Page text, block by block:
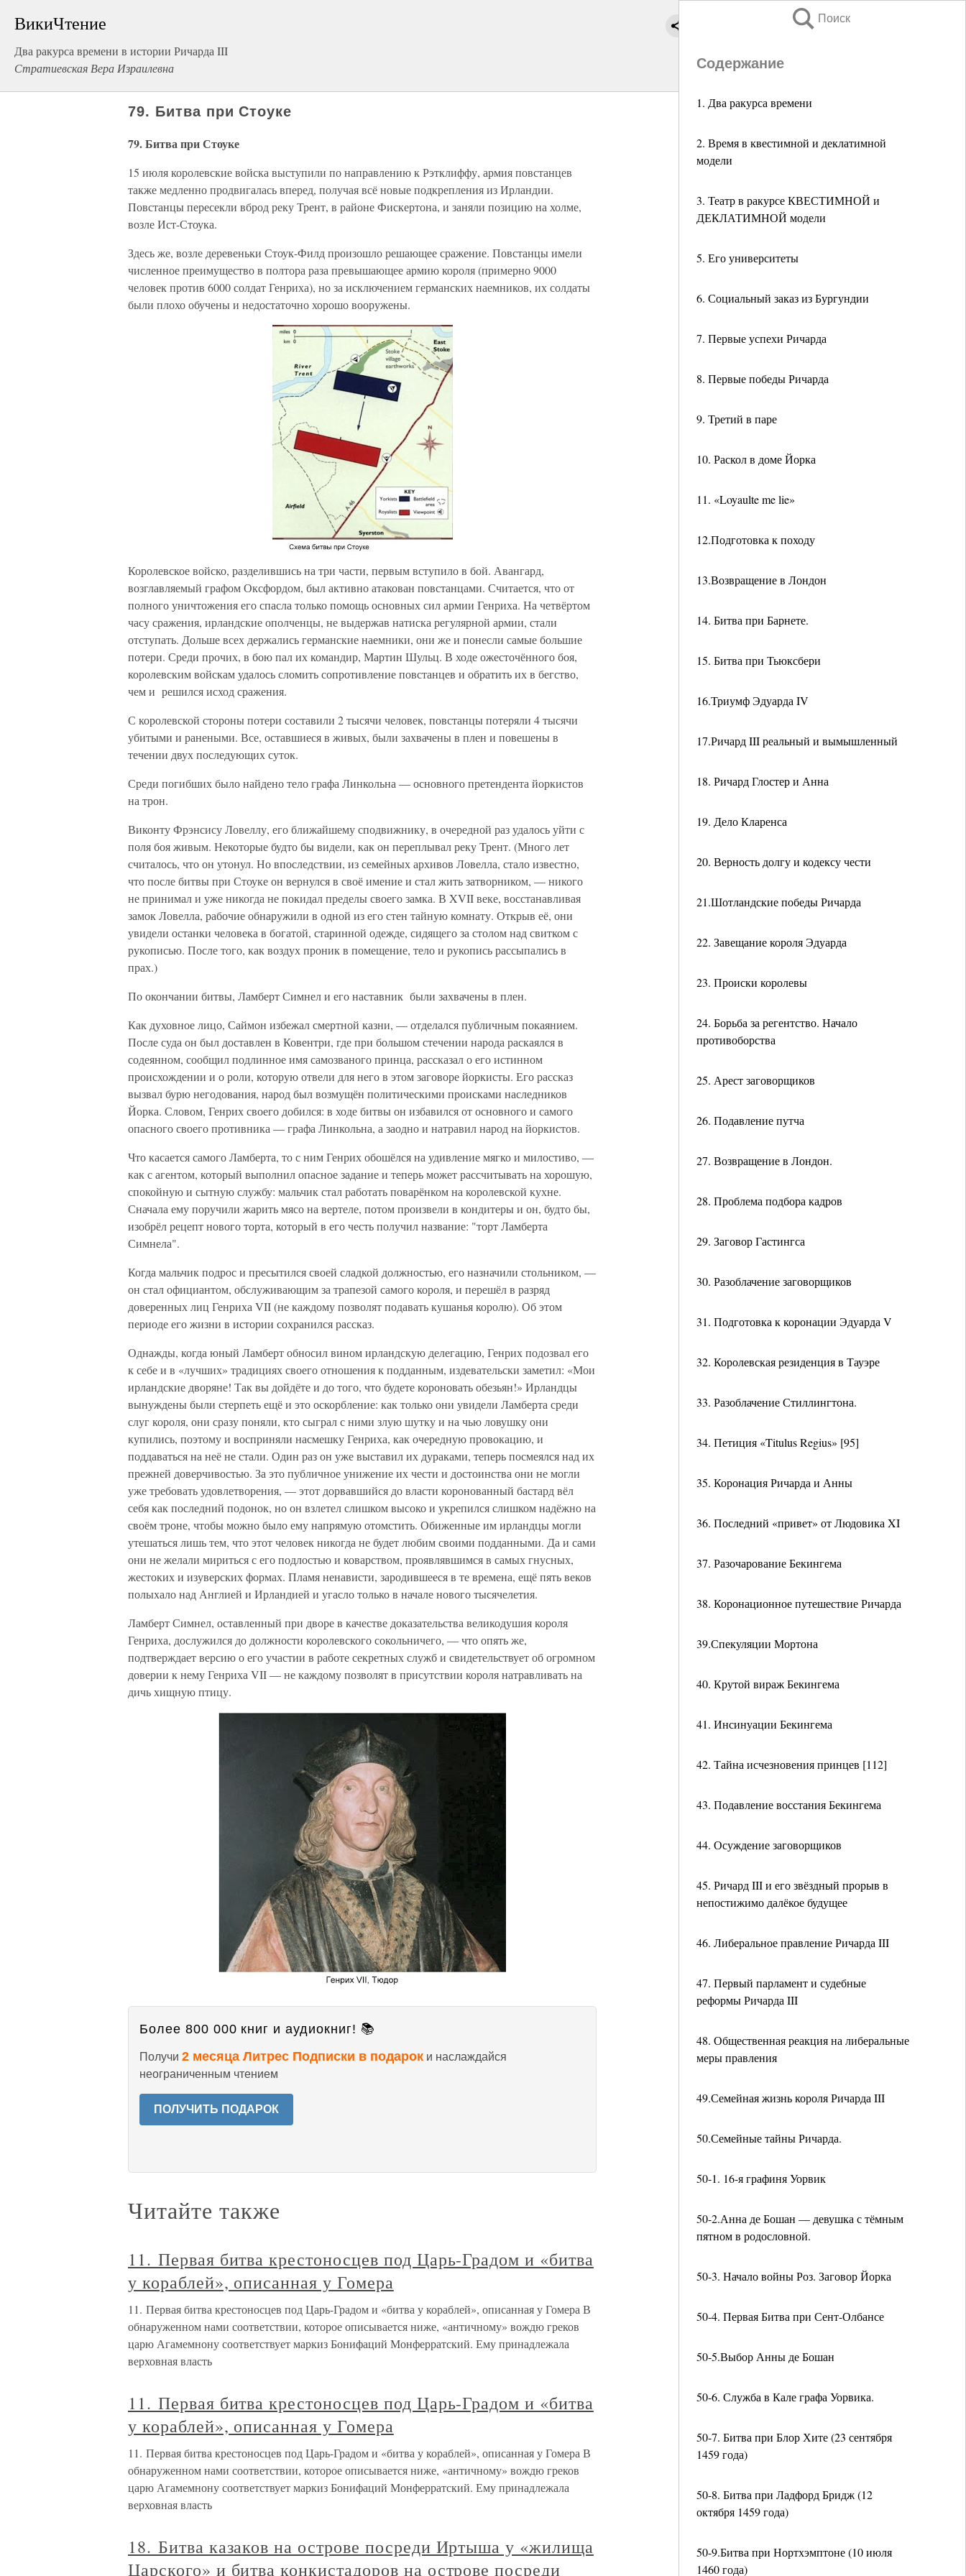
ВикиЧтение
Два ракурса времени в истории Ричарда III
Стратиевская Вера Израилевна
Поиск
Содержание
1. Два ракурса времени
2. Время в квестимной и деклатимной
модели
3. Театр в ракурсе КВЕСТИМНОЙ и
ДЕКЛАТИМНОЙ модели
5. Его университеты
6. Социальный заказ из Бургундии
7. Первые успехи Ричарда
8. Первые победы Ричарда
9. Третий в паре
10. Раскол в доме Йорка
11. «Loyaulte me lie»
12.Подготовка к походу
13.Возвращение в Лондон
14. Битва при Барнете.
15. Битва при Тьюксбери
16.Триумф Эдуарда IV
17.Ричард III реальный и вымышленный
18. Ричард Глостер и Анна
19. Дело Кларенса
20. Верность долгу и кодексу чести
21.Шотландские победы Ричарда
22. Завещание короля Эдуарда
23. Происки королевы
24. Борьба за регентство. Начало
противоборства
25. Арест заговорщиков
26. Подавление путча
27. Возвращение в Лондон.
28. Проблема подбора кадров
29. Заговор Гастингса
30. Разоблачение заговорщиков
31. Подготовка к коронации Эдуарда V
32. Королевская резиденция в Тауэре
33. Разоблачение Стиллингтона.
34. Петиция «Titulus Regius» [95]
35. Коронация Ричарда и Анны
36. Последний «привет» от Людовика XI
37. Разочарование Бекингема
38. Коронационное путешествие Ричарда
39.Спекуляции Мортона
40. Крутой вираж Бекингема
41. Инсинуации Бекингема
42. Тайна исчезновения принцев [112]
43. Подавление восстания Бекингема
44. Осуждение заговорщиков
45. Ричард III и его звёздный прорыв в
непостижимо далёкое будущее
46. Либеральное правление Ричарда III
47. Первый парламент и судебные
реформы Ричарда III
48. Общественная реакция на либеральные
меры правления
49.Семейная жизнь короля Ричарда III
50.Семейные тайны Ричарда.
50-1. 16-я графиня Уорвик
50-2.Анна де Бошан — девушка с тёмным
пятном в родословной.
50-3. Начало войны Роз. Заговор Йорка
50-4. Первая Битва при Сент-Олбансе
50-5.Выбор Анны де Бошан
50-6. Служба в Кале графа Уорвика.
50-7. Битва при Блор Хите (23 сентября
1459 года)
50-8. Битва при Ладфорд Бридж (12
октября 1459 года)
50-9.Битва при Нортхэмптоне (10 июля
1460 года)
79. Битва при Стоуке
79. Битва при Стоуке
15 июля королевские войска выступили по направлению к Рэтклиффу, армия повстанцев
также медленно продвигалась вперед, получая всё новые подкрепления из Ирландии.
Повстанцы пересекли вброд реку Трент, в районе Фискертона, и заняли позицию на холме,
возле Ист-Стоука.
Здесь же, возле деревеньки Стоук-Филд произошло решающее сражение. Повстанцы имели
численное преимущество в полтора раза превышающее армию короля (примерно 9000
человек против 6000 солдат Генриха), но за исключением германских наемников, их солдаты
были плохо обучены и недостаточно хорошо вооружены.
Королевское войско, разделившись на три части, первым вступило в бой. Авангард,
возглавляемый графом Оксфордом, был активно атакован повстанцами. Считается, что от
полного уничтожения его спасла только помощь основных сил армии Генриха. На четвёртом
часу сражения, ирландские ополченцы, не выдержав натиска регулярной армии, стали
отступать. Дольше всех держались германские наемники, они же и понесли самые большие
потери. Среди прочих, в бою пал их командир, Мартин Шульц. В ходе ожесточённого боя,
королевским войскам удалось сломить сопротивление повстанцев и обратить их в бегство,
чем и решился исход сражения.
С королевской стороны потери составили 2 тысячи человек, повстанцы потеряли 4 тысячи
убитыми и ранеными. Все, оставшиеся в живых, были захвачены в плен и повешены в
течении двух последующих суток.
Среди погибших было найдено тело графа Линкольна — основного претендента йоркистов
на трон.
Виконту Фрэнсису Ловеллу, его ближайшему сподвижнику, в очередной раз удалось уйти с
поля боя живым. Некоторые будто бы видели, как он переплывал реку Трент. (Много лет
считалось, что он утонул. Но впоследствии, из семейных архивов Ловелла, стало известно,
что после битвы при Стоуке он вернулся в своё имение и стал жить затворником, — никого
не принимал и уже никогда не покидал пределы своего замка. В XVII веке, восстанавливая
замок Ловелла, рабочие обнаружили в одной из его стен тайную комнату. Открыв её, они
увидели останки человека в богатой, старинной одежде, сидящего за столом над свитком с
рукописью. После того, как воздух проник в помещение, тело и рукопись рассыпались в
прах.)
По окончании битвы, Ламберт Симнел и его наставник были захвачены в плен.
Как духовное лицо, Саймон избежал смертной казни, — отделался публичным покаянием.
После суда он был доставлен в Ковентри, где при большом стечении народа раскаялся в
содеянном, сообщил подлинное имя самозваного принца, рассказал о его истинном
происхождении и о роли, которую отвели для него в этом заговоре йоркисты. Его рассказ
вызвал бурю негодования, народ был возмущён политическими происками наследников
Йорка. Словом, Генрих своего добился: в ходе битвы он избавился от основного и самого
опасного своего противника — графа Линкольна, а заодно и натравил народ на йоркистов.
Что касается самого Ламберта, то с ним Генрих обошёлся на удивление мягко и милостиво, —
как с агентом, который выполнил опасное задание и теперь может рассчитывать на хорошую,
спокойную и сытную службу: мальчик стал работать поварёнком на королевской кухне.
Сначала ему поручили жарить мясо на вертеле, потом произвели в кондитеры и он, будто бы,
изобрёл рецепт нового торта, который в его честь получил название: "торт Ламберта
Симнела".
Когда мальчик подрос и пресытился своей сладкой должностью, его назначили стольником, —
он стал официантом, обслуживающим за трапезой самого короля, и перешёл в разряд
доверенных лиц Генриха VII (не каждому позволят подавать кушанья королю). Об этом
периоде его жизни в истории сохранился рассказ.
Однажды, когда юный Ламберт обносил вином ирландскую делегацию, Генрих подозвал его
к себе и в «лучших» традициях своего отношения к подданным, издевательски заметил: «Мои
ирландские дворяне! Так вы дойдёте и до того, что будете короновать обезьян!» Ирландцы
вынуждены были стерпеть ещё и это оскорбление: как только они увидели Ламберта среди
слуг короля, они сразу поняли, кто сыграл с ними злую шутку и на чью ловушку они
купились, поэтому и восприняли насмешку Генриха, как очередную провокацию, и
поддаваться на неё не стали. Один раз он уже выставил их дураками, теперь посмеялся над их
прежней доверчивостью. За это публичное унижение их чести и достоинства они не могли
уже требовать удовлетворения, — этот дорвавшийся до власти коронованный бастард вёл
себя как последний подонок, но он взлетел слишком высоко и укрепился слишком надёжно на
своём троне, чтобы можно было ему напрямую отомстить. Обиженные им ирландцы могли
утешаться лишь тем, что этот человек никогда не будет любим своими подданными. Да и сами
они не желали мириться с его подлостью и коварством, проявлявшимся в самых гнусных,
жестоких и изуверских формах. Пламя ненависти, зародившееся в те времена, ещё пять веков
полыхало над Англией и Ирландией и угасло только в начале нового тысячелетия.
Ламберт Симнел, оставленный при дворе в качестве доказательства великодушия короля
Генриха, дослужился до должности королевского сокольничего, — что опять же,
подтверждает версию о его участии в работе секретных служб и свидетельствует об огромном
доверии к нему Генриха VII — не каждому позволят в присутствии короля натравливать на
дичь хищную птицу.
Более 800 000 книг и аудиокниг! 📚
Получи 2 месяца Литрес Подписки в подарок и наслаждайся
неограниченным чтением
ПОЛУЧИТЬ ПОДАРОК
Читайте также
11. Первая битва крестоносцев под Царь-Градом и «битва
у кораблей», описанная у Гомера
11. Первая битва крестоносцев под Царь-Градом и «битва у кораблей», описанная у Гомера В
обнаруженном нами соответствии, которое описывается ниже, «античному» вождю греков
царю Агамемнону соответствует маркиз Бонифаций Монферратский. Ему принадлежала
верховная власть
11. Первая битва крестоносцев под Царь-Градом и «битва
у кораблей», описанная у Гомера
11. Первая битва крестоносцев под Царь-Градом и «битва у кораблей», описанная у Гомера В
обнаруженном нами соответствии, которое описывается ниже, «античному» вождю греков
царю Агамемнону соответствует маркиз Бонифаций Монферратский. Ему принадлежала
верховная власть
18. Битва казаков на острове посреди Иртыша у «жилища
Царского» и битва конкистадоров на острове посреди